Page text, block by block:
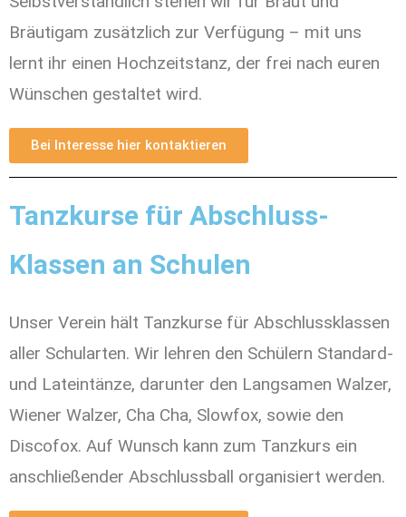
Bräutigam zusätzlich zur Verfügung – mit uns
lernt ihr einen Hochzeitstanz, der frei nach euren
Wünschen gestaltet wird.
Bei Interesse hier kontaktieren
Tanzkurse für Abschluss-
Klassen an Schulen
Unser Verein hält Tanzkurse für Abschlussklassen
aller Schularten. Wir lehren den Schülern Standard-
und Lateintänze, darunter den Langsamen Walzer,
Wiener Walzer, Cha Cha, Slowfox, sowie den
Discofox. Auf Wunsch kann zum Tanzkurs ein
anschließender Abschlussball organisiert werden.